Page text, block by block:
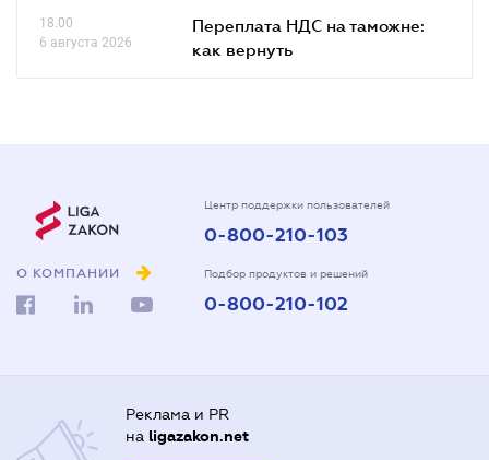
18.00
6 августа 2026
Переплата НДС на таможне:
как вернуть
О КОМПАНИИ
Центр поддержки пользователей
0-800-210-103
Подбор продуктов и решений
0-800-210-102
Реклама и PR
на ligazakon.net